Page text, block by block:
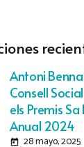
Antoni
Consell
els Premis
Anual 2024
today 28 mayo, 2025